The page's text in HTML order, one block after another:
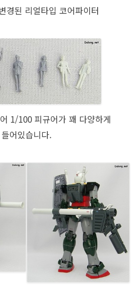
경된 리얼타입 코어파이터
1/100 피규어가 꽤 다양하게
들어있습니다.